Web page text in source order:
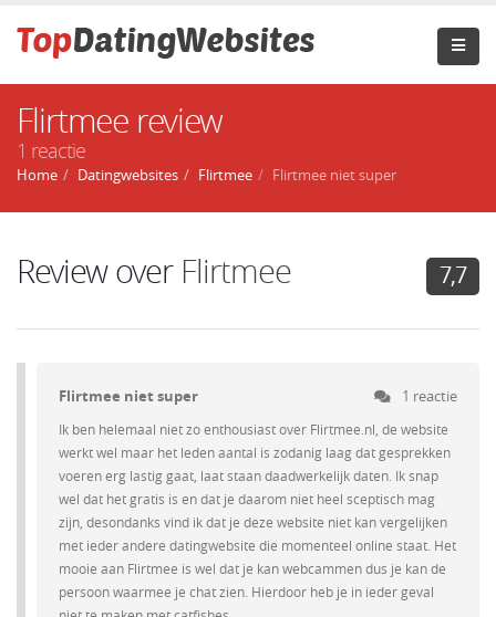
Flirtmee review
1 reactie
Home Datingwebsites Flirtmee Flirtmee niet super
Review over Flirtmee 7,7
Flirtmee niet super 1 reactie
Ik ben helemaal niet zo enthousiast over Flirtmee.nl, de website
werkt wel maar het leden aantal is zodanig laag dat gesprekken
voeren erg lastig gaat, laat staan daadwerkelijk daten. Ik snap
wel dat het gratis is en dat je daarom niet heel sceptisch mag
zijn, desondanks vind ik dat je deze website niet kan vergelijken
met ieder andere datingwebsite die momenteel online staat. Het
mooie aan Flirtmee is wel dat je kan webcammen dus je kan de
persoon waarmee je chat zien. Hierdoor heb je in ieder geval